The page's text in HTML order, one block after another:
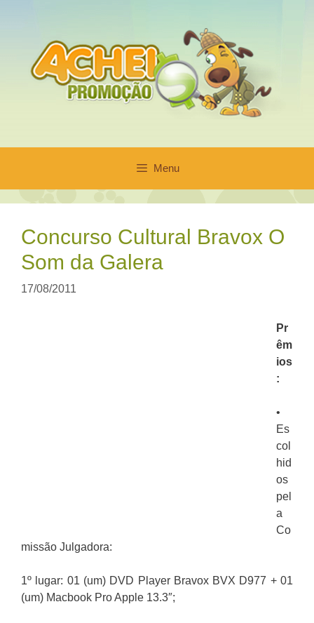
conteúdo
Menu
Concurso Cultural Bravox O
Som da Galera
17/08/2011
Pr
êm
ios
:
•
Es
col
hid
os
pel
a
Co
missão Julgadora:
1º lugar: 01 (um) DVD Player Bravox BVX D977 + 01
(um) Macbook Pro Apple 13.3″;